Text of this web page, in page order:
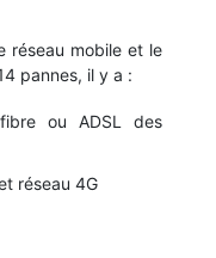
réseau mobile et le
pannes, il y a :
ou ADSL des
réseau 4G